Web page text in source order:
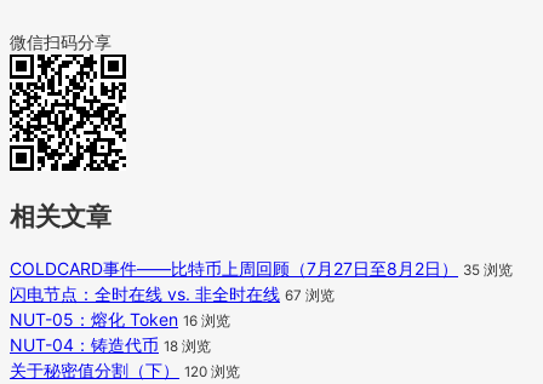
微信扫码分享
相关文章
COLDCARD事件——比特币上周回顾（7月27日至8月2日） 35 浏览
闪电节点：全时在线 vs. 非全时在线 67 浏览
NUT-05：熔化 Token 16 浏览
NUT-04：铸造代币 18 浏览
关于秘密值分割（下） 120 浏览